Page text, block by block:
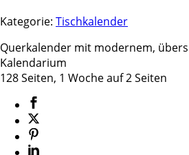
Kategorie: Tischkalender
Querkalender mit modernem,
Kalendarium
128 Seiten, 1 Woche auf 2 Seiten